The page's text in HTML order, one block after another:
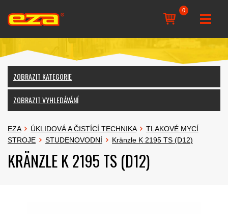
0
ZOBRAZIT KATEGORIE
ZOBRAZIT VYHLEDÁVÁNÍ
EZA ÚKLIDOVÁ A ČISTÍCÍ TECHNIKA
TLAKOVÉ MYCÍ
STROJE
STUDENOVODNÍ Kränzle K 2195 TS (D12)
KRÄNZLE K 2195 TS (D12)